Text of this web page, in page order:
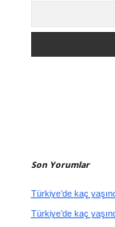
Son Yorumlar
Türkiye’de kaç
Türkiye’de kaç